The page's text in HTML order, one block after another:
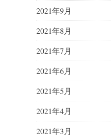
2021年9月
2021年8月
2021年7月
2021年6月
2021年5月
2021年4月
2021年3月